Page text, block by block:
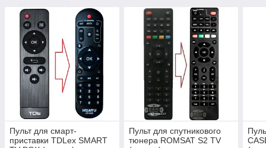
Пульт для смарт-
приставки TDLex SMART
Пульт для cпутникового
тюнера ROMSAT S2 TV